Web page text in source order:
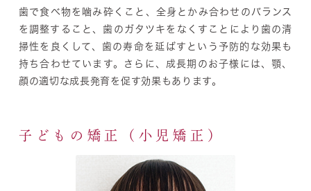
歯で食べ物を噛み砕くこと、全身とかみ合わせのバランス
を調整すること、歯のガタツキをなくすことにより歯の清
掃性を良くして、歯の寿命を延ばすという予防的な効果も
持ち合わせています。さらに、成長期のお子様には、顎、
顔の適切な成長発育を促す効果もあります。
子どもの矯正（小児矯正）